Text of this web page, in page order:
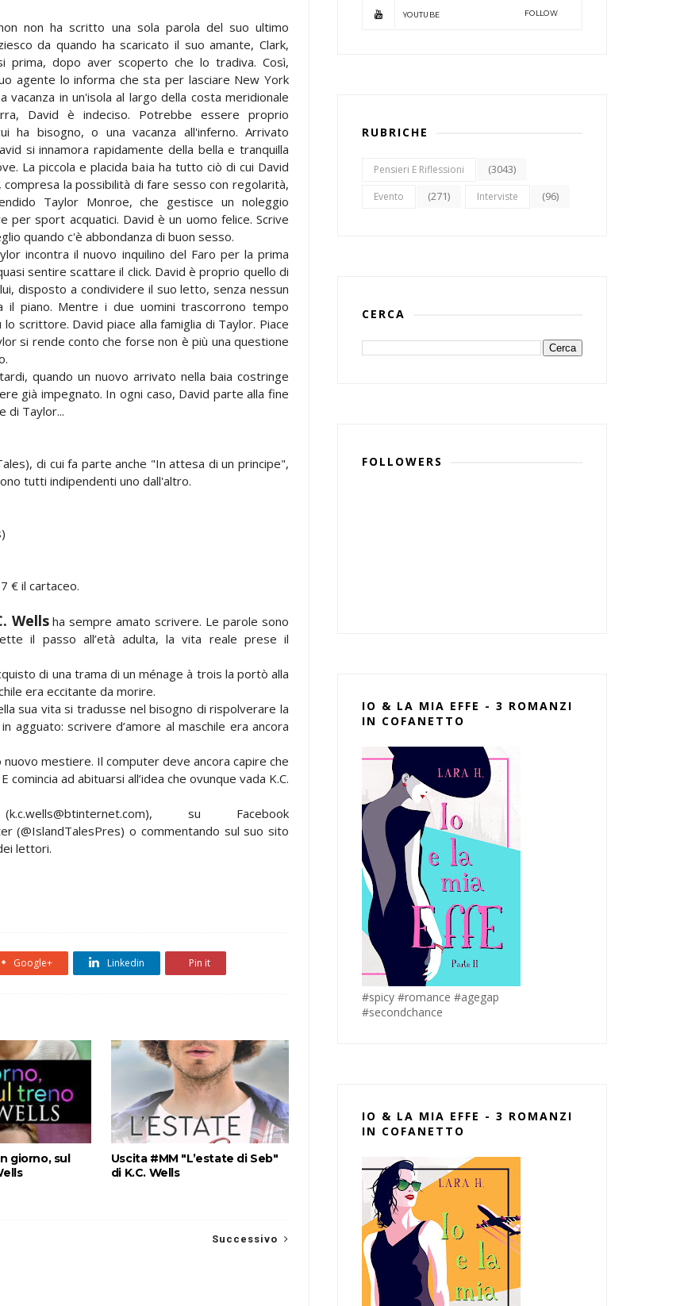
non ha scritto una sola parola del suo ultimo
da quando ha scaricato il suo amante, Clark,
prima, dopo aver scoperto che lo tradiva. Così,
agente lo informa che sta per lasciare New York
vacanza in un'isola al largo della costa meridionale
David è indeciso. Potrebbe essere proprio
ha bisogno, o una vacanza all'inferno. Arrivato
si innamora rapidamente della bella e tranquilla
La piccola e placida baia ha tutto ciò di cui David
compresa la possibilità di fare sesso con regolarità,
Taylor Monroe, che gestisce un noleggio
per sport acquatici. David è un uomo felice. Scrive
quando c'è abbondanza di buon sesso.
incontra il nuovo inquilino del Faro per la prima
sentire scattare il click. David è proprio quello di
disposto a condividere il suo letto, senza nessun
il piano. Mentre i due uomini trascorrono tempo
scrittore. David piace alla famiglia di Taylor. Piace
si rende conto che forse non è più una questione
quando un nuovo arrivato nella baia costringe
già impegnato. In ogni caso, David parte alla fine
di Taylor...
di cui fa parte anche "In attesa di un principe",
tutti indipendenti uno dall'altro.
€ il cartaceo.
Wellsha sempre amato scrivere. Le parole sono
il passo all’età adulta, la vita reale prese il
di una trama di un ménage à trois la portò alla
era eccitante da morire.
sua vita si tradusse nel bisogno di rispolverare la
agguato: scrivere d’amore al maschile era ancora
mestiere. Il computer deve ancora capire che
ad abituarsi all’idea che ovunque vada K.C.
su Facebook
(@IslandTalesPres) o commentando sul suo sito
lettori.
Google+ Linkedin Pin it
giorno, sul
Uscita #MM "L’estate di Seb"
di K.C. Wells
Successivo
YOUTUBE FOLLOW
RUBRICHE
Pensieri E Riflessioni (3043)
Evento (271) Interviste (96)
CERCA
FOLLOWERS
IO & LA MIA EFFE - 3 ROMANZI
IN COFANETTO
#spicy #romance #agegap
#secondchance
IO & LA MIA EFFE - 3 ROMANZI
IN COFANETTO